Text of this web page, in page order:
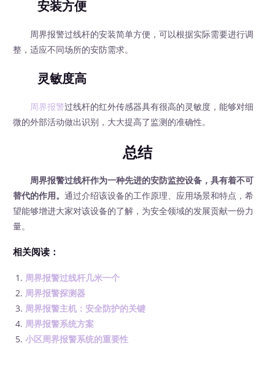
安装方便
周界报警过线杆的安装简单方便，可以根据实际需要进行调
整，适应不同场所的安防需求。
灵敏度高
周界报警过线杆的红外传感器具有很高的灵敏度，能够对细
微的外部活动做出识别，大大提高了监测的准确性。
总结
周界报警过线杆作为一种先进的安防监控设备，具有着不可
替代的作用。通过介绍该设备的工作原理、应用场景和特点，希
望能够增进大家对该设备的了解，为安全领域的发展贡献一份力
量。
相关阅读：
周界报警过线杆几米一个
周界报警探测器
周界报警主机：安全防护的关键
周界报警系统方案
小区周界报警系统的重要性